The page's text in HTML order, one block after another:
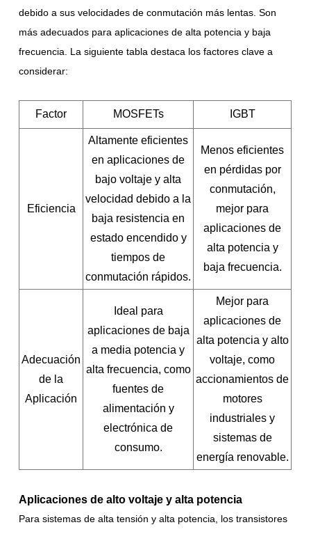
debido a sus velocidades de conmutación más lentas. Son
más adecuados para aplicaciones de alta potencia y baja
frecuencia. La siguiente tabla destaca los factores clave a
considerar:
Factor MOSFETs IGBT
Eficiencia
Altamente eficientes
en aplicaciones de
bajo voltaje y alta
velocidad debido a la
baja resistencia en
estado encendido y
tiempos de
conmutación rápidos.
Menos eficientes
en pérdidas por
conmutación,
mejor para
aplicaciones de
alta potencia y
baja frecuencia.
Adecuación
de la
Aplicación
Ideal para
aplicaciones de baja
a media potencia y
alta frecuencia, como
fuentes de
alimentación y
electrónica de
consumo.
Mejor para
aplicaciones de
alta potencia y alto
voltaje, como
accionamientos de
motores
industriales y
sistemas de
energía renovable.
Aplicaciones de alto voltaje y alta potencia
Para sistemas de alta tensión y alta potencia, los transistores